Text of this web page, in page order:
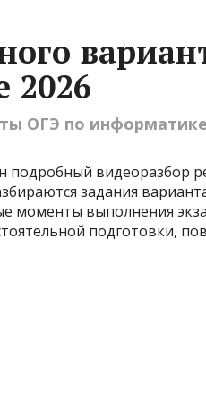
2026
ОГЭ по информатике
подробный видеоразбор
задания
моменты выполнения
подготовки,